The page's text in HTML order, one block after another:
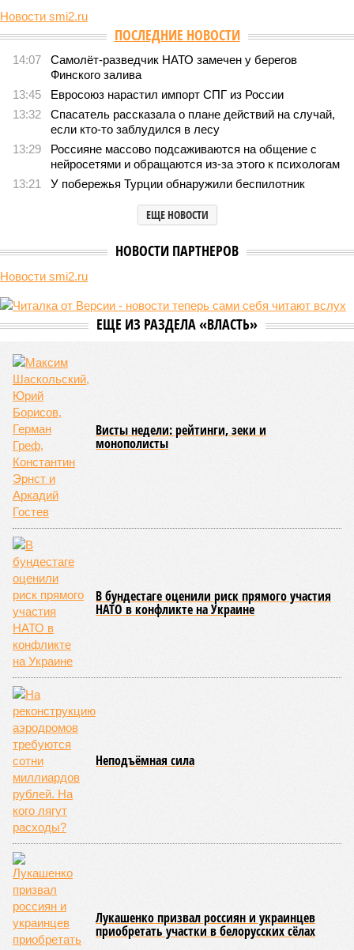
Новости smi2.ru
В нескольких станциях от уже сданного
«Сказочного леса» пайщики ЖК «Станция Л» продолжают ждать от
компании Capital Group начала реальной достройки
В нескольких станциях от уже сданного «Сказочного
леса» пайщики ЖК «Станция Л» продолжают ждать от
компании Capital Group начала реальной достройки
«Станция ожидания» для дольщиков
В нескольких станциях от уже сданного «Сказочного леса» пайщики ЖК
«Станция Л» продолжают ждать от компании Capital Group начала
уже получают ключи – в мае 2026 года были получены
заключение о соответствии проектной документации и
разрешение на ввод жилищного комплекса в эксплуатацию –
совсем недалеко, в паре станций метро южнее, на Люблинской
улице, картина, можно сказать, прямо противоположная.
Сюжет:Недвижимость
ЖК «Светлый мир «Станция Л»: та же группа компаний-
банкрот Seven Suns Development, та же
схема достройки через Capital Group осенью 2024 года, но
за прошедшие два года результатов, по словам дольщиков,
практически не видно. По
порталов, первую очередь ЖК строители обещают сдать к
декабрю 2026 г., вторую – к марту 2028-го. Но никто при
этом из кураторов стройки не задается вопросом: как эти
сроки должны материализоваться? На строительной
площадке, по свидетельствам дольщиков, регулярно
бывающих у забора, какая-либо техника отсутствует. Ни
бетононасосов, ни работающих кранов, ни признаков
мобилизации подрядчиков. При том, что до «декабря 2026»
осталось менее полугода.
Если в «Сказочном лесу» техзаказчик публично
отчитывался о поэтапной готовности – 90%, затем 97%, с
конкретными инженерными работами (усиление
монолитных конструкций, устранение проектных ошибок) –
то по «Станции Л» подобной публичной отчётности
дольщики не видят. Ни Capital Group, ни кураторы
строительства не подтверждают ни соблюдения графика
строительства, ни объёма фактически выполненных работ.
Напрашивается закономерный вопрос: если
декларируемая «Capital Group модель (достраивать
проблемные объекты SSD») сработала на
Лосиноостровской, почему она не масштабируется на